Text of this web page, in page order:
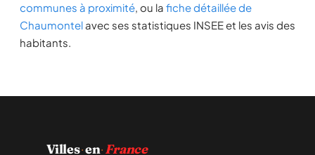
communes à proximité, ou la fiche détaillée de
Chaumontel avec ses statistiques INSEE et les avis des
habitants.
Villes·en· France